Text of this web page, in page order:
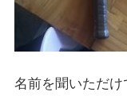
名前を聞いただ